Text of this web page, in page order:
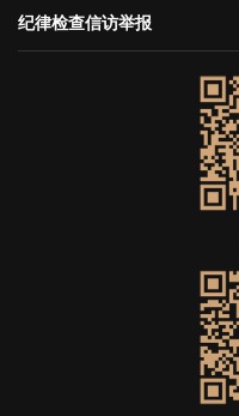
纪律检查信访举报